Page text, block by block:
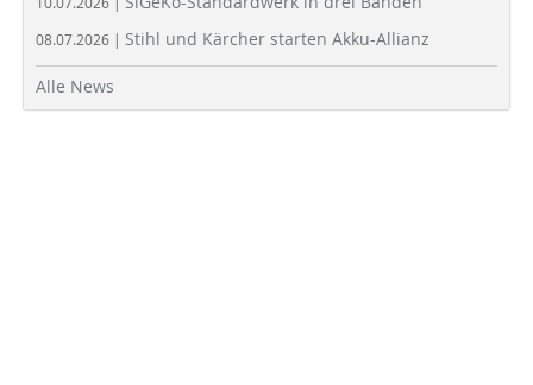
08.07.2026 | Stihl und Kärcher starten Akku-Allianz
Alle News